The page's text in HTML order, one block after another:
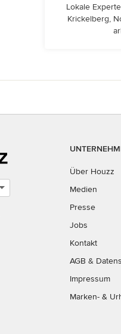
Lokale
Krickelberg,
Über Houzz
Medien
Presse
Jobs
Kontakt
AGB &
Impressum
Marken- &